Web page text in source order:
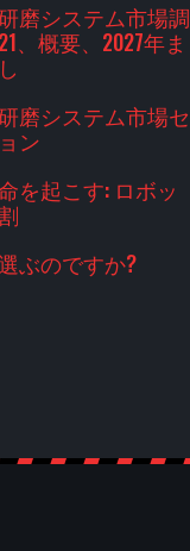
磨システム市場調
、概要、2027年ま
磨システム市場セ
ン
を起こす: ロボッ
ぶのですか?